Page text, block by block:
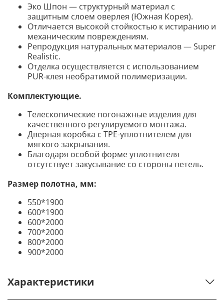
Эко Шпон — структурный материал с
защитным слоем оверлея (Южная Корея).
Отличается высокой стойкостью к истиранию и
механическим повреждениям.
Репродукция натуральных материалов — Super
Realistic.
Отделка осуществляется с использованием
PUR-клея необратимой полимеризации.
Комплектующие.
Телескопические погонажные изделия для
качественного регулируемого монтажа.
Дверная коробка с TPE-уплотнителем для
мягкого закрывания.
Благодаря особой форме уплотнителя
отсутствует закусывание со стороны петель.
Размер полотна, мм:
550*1900
600*1900
600*2000
700*2000
800*2000
900*2000
Характеристики